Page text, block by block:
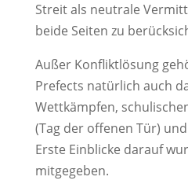
Streit als neutrale
beide Seiten zu
Außer Konfliktlösung
Prefects natürlich auch
Wettkämpfen,
(Tag der offenen Tür)
Erste Einblicke darauf
mitgegeben.